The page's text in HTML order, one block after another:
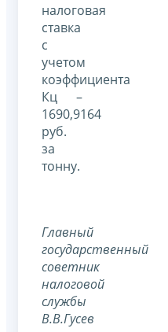
налоговая
ставка
с
учетом
коэффициента
Кц –
1690,9164
руб.
за
тонну.
Главный
государственный
советник
налоговой
службы
В.В.Гусев